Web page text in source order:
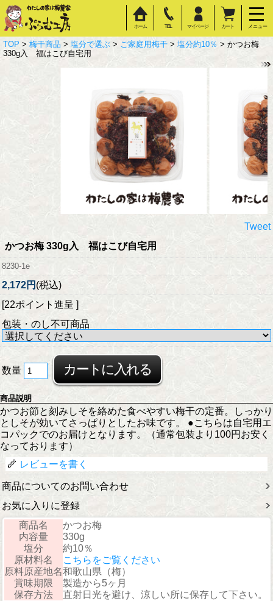
ホーム TEL マイページ カート メニュー
TOP > 梅干商品 > 塩分で選ぶ > ご家庭用梅干 > 塩分約10％ > かつお梅
330g入 福はこび自宅用
Tweet
かつお梅 330g入 福はこび自宅用
8230-1e
2,172円 (税込)
[22ポイント進呈 ]
包装・のし不可商品
数量
商品説明
かつお節と刻みしそを絡めた食べやすい梅干の定番。しっかり
としそが効いてさっぱりとしたお味です。 ●こちらは自宅用エ
コパックでのお届けとなります。（通常包装より100円お安く
なっております）
レビューを書く
商品についてのお問い合わせ
お気に入りに登録
商品名
かつお梅
内容量
330g
塩分
約10％
原材料名
こちらをご覧ください
原料原産地名和歌山県（梅）
賞味期限
製造から5ヶ月
保存方法
直射日光を避け、涼しい所に保存して下さい。